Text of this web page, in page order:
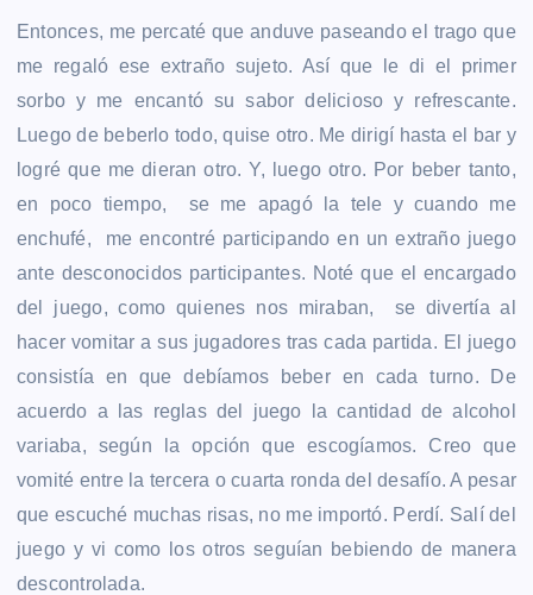
Entonces, me percaté que anduve paseando el trago que
me regaló ese extraño sujeto. Así que le di el primer
sorbo y me encantó su sabor delicioso y refrescante.
Luego de beberlo todo, quise otro. Me dirigí hasta el bar y
logré que me dieran otro. Y, luego otro. Por beber tanto,
en poco tiempo, se me apagó la tele y cuando me
enchufé, me encontré participando en un extraño juego
ante desconocidos participantes. Noté que el encargado
del juego, como quienes nos miraban, se divertía al
hacer vomitar a sus jugadores tras cada partida. El juego
consistía en que debíamos beber en cada turno. De
acuerdo a las reglas del juego la cantidad de alcohol
variaba, según la opción que escogíamos. Creo que
vomité entre la tercera o cuarta ronda del desafío. A pesar
que escuché muchas risas, no me importó. Perdí. Salí del
juego y vi como los otros seguían bebiendo de manera
descontrolada.